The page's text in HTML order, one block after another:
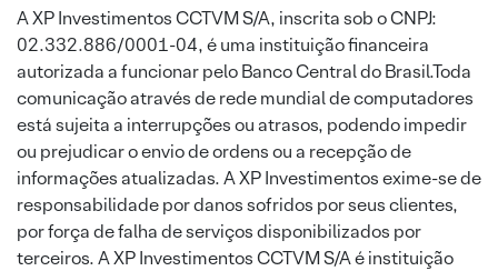
A XP Investimentos CCTVM S/A, inscrita sob o CNPJ:
02.332.886/0001-04, é uma instituição financeira
autorizada a funcionar pelo Banco Central do Brasil.Toda
comunicação através de rede mundial de computadores
está sujeita a interrupções ou atrasos, podendo impedir
ou prejudicar o envio de ordens ou a recepção de
informações atualizadas. A XP Investimentos exime-se de
responsabilidade por danos sofridos por seus clientes,
por força de falha de serviços disponibilizados por
terceiros. A XP Investimentos CCTVM S/A é instituição